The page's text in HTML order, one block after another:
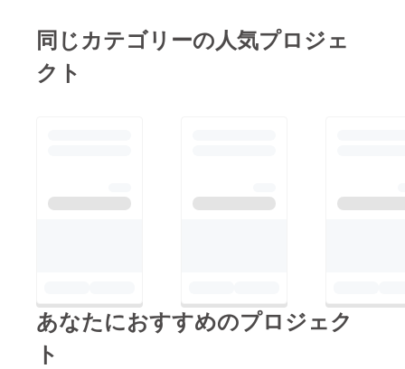
同じカテゴリーの人気プロジェ
クト
あなたにおすすめのプロジェク
ト